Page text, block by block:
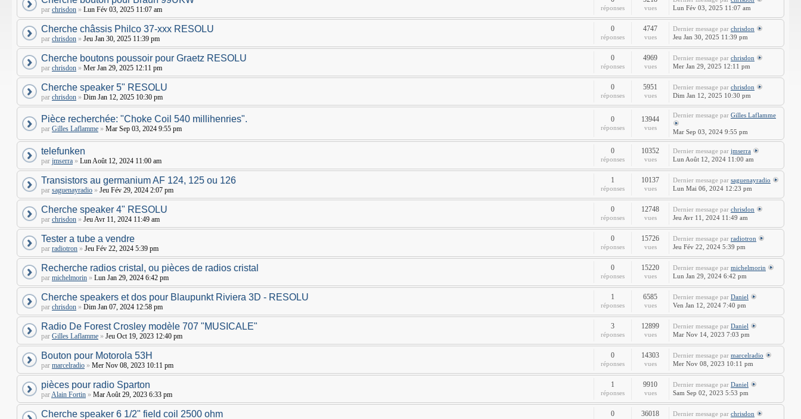
par chrisdon » Lun Fév 03, 2025 11:07 am réponses vues
Lun Fév 03, 2025 11:07 am
Cherche châssis Philco 37-xxx RESOLU
par chrisdon » Jeu Jan 30, 2025 11:39 pm
0
réponses
4747
vues
Dernier message par chrisdon
Jeu Jan 30, 2025 11:39 pm
Cherche boutons poussoir pour Graetz RESOLU
par chrisdon » Mer Jan 29, 2025 12:11 pm
0
réponses
4969
vues
Dernier message par chrisdon
Mer Jan 29, 2025 12:11 pm
Cherche speaker 5" RESOLU
par chrisdon » Dim Jan 12, 2025 10:30 pm
0
réponses
5951
vues
Dernier message par chrisdon
Dim Jan 12, 2025 10:30 pm
Pièce recherchée: "Choke Coil 540 millihenries".
par Gilles Laflamme » Mar Sep 03, 2024 9:55 pm
0
réponses
13944
vues
Dernier message par Gilles Laflamme
Mar Sep 03, 2024 9:55 pm
telefunken
par jmserra » Lun Août 12, 2024 11:00 am
0
réponses
10352
vues
Dernier message par jmserra
Lun Août 12, 2024 11:00 am
Transistors au germanium AF 124, 125 ou 126
par saguenayradio » Jeu Fév 29, 2024 2:07 pm
1
réponses
10137
vues
Dernier message par saguenayradio
Lun Mai 06, 2024 12:23 pm
Cherche speaker 4" RESOLU
par chrisdon » Jeu Avr 11, 2024 11:49 am
0
réponses
12748
vues
Dernier message par chrisdon
Jeu Avr 11, 2024 11:49 am
Tester a tube a vendre
par radiotron » Jeu Fév 22, 2024 5:39 pm
0
réponses
15726
vues
Dernier message par radiotron
Jeu Fév 22, 2024 5:39 pm
Recherche radios cristal, ou pièces de radios cristal
par michelmorin » Lun Jan 29, 2024 6:42 pm
0
réponses
15220
vues
Dernier message par michelmorin
Lun Jan 29, 2024 6:42 pm
Cherche speakers et dos pour Blaupunkt Riviera 3D - RESOLU
par chrisdon » Dim Jan 07, 2024 12:58 pm
1
réponses
6585
vues
Dernier message par Daniel
Ven Jan 12, 2024 7:40 pm
Radio De Forest Crosley modèle 707 "MUSICALE"
par Gilles Laflamme » Jeu Oct 19, 2023 12:40 pm
3
réponses
12899
vues
Dernier message par Daniel
Mar Nov 14, 2023 7:03 pm
Bouton pour Motorola 53H
par marcelradio » Mer Nov 08, 2023 10:11 pm
0
réponses
14303
vues
Dernier message par marcelradio
Mer Nov 08, 2023 10:11 pm
pièces pour radio Sparton
parAlain Fortin » Mar Août 29, 2023 6:33 pm
1
réponses
9910
vues
Dernier message par Daniel
Sam Sep 02, 2023 5:53 pm
Cherche speaker 6 1/2" field coil 2500 ohm 0 36018 Dernier message par chrisdon